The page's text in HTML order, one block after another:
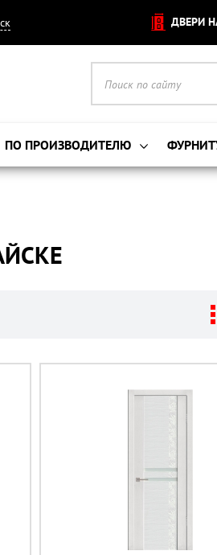
ДВЕРИ
ПО ПРОИЗВОДИТЕЛЮ